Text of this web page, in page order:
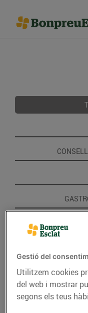
Gestió del
Utilitzem cookies
del web i mostrar
segons els teus